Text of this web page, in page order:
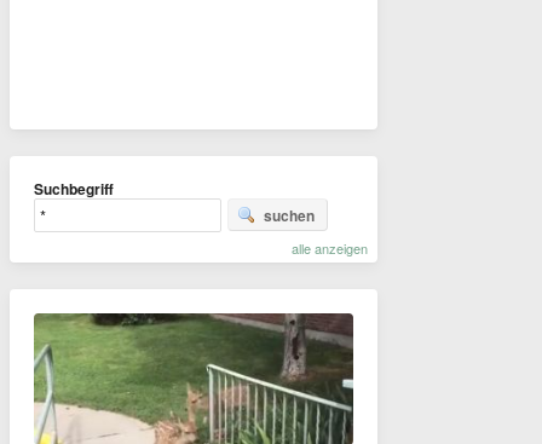
Suchbegriff
suchen
alle anzeigen